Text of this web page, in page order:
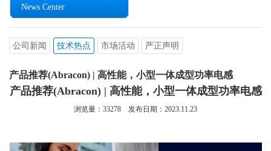
News Center
公司新闻 技术热点 市场活动 严正声明
产品推荐(Abracon) | 高性能，小型一体成型功率电感
产品推荐(Abracon) | 高性能，小型一体成型功率电感
浏览量： 33278 发布日期：2023.11.23